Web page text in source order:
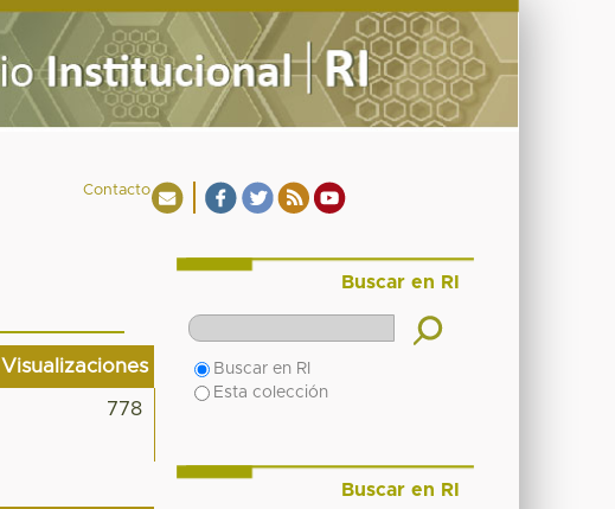
Contacto
Visualizaciones
778
Buscar en RI
Buscar en RI
Esta colección
Buscar en RI